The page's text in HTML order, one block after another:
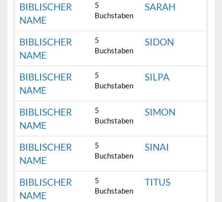
BIBLISCHER
NAME
5
Buchstaben
SARAH
BIBLISCHER
NAME
5
Buchstaben
SIDON
BIBLISCHER
NAME
5
Buchstaben
SILPA
BIBLISCHER
NAME
5
Buchstaben
SIMON
BIBLISCHER
NAME
5
Buchstaben
SINAI
BIBLISCHER
NAME
5
Buchstaben
TITUS